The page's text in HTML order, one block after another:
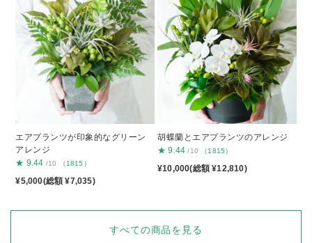
エアプランツが印象的なグリーン
アレンジ
★ 9.44 /10 （1815）
¥5,000(総額 ¥7,035)
胡蝶蘭とエアプランツのアレンジ
★ 9.44 /10 （1815）
¥10,000(総額 ¥12,810)
すべての商品を見る